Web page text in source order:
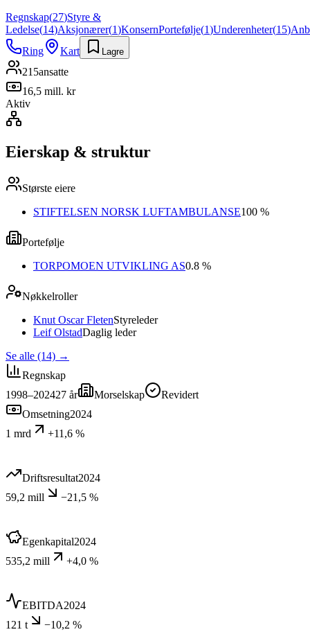
Regnskap(27)Styre &
Ledelse(14)Aksjonærer(1)KonsernPortefølje(1)Underenheter(15)
Ring
Kart Lagre
215ansatte
16,5 mill. kr
Aktiv
Eierskap & struktur
Største eiere
STIFTELSEN NORSK LUFTAMBULANSE100 %
Portefølje
TORPOMOEN UTVIKLING AS0.8 %
Nøkkelroller
Knut Oscar FletenStyreleder
Leif OlstadDaglig leder
Se alle (14) →
Regnskap
1998–202427 år Morselskap
Revidert
Omsetning2024
1 mrd
+11,6 %
Driftsresultat2024
59,2 mill
−21,5 %
Egenkapital2024
535,2 mill
+4,0 %
EBITDA2024
121 t
−10,2 %